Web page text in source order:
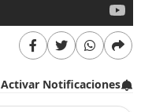
Activar Notificaciones